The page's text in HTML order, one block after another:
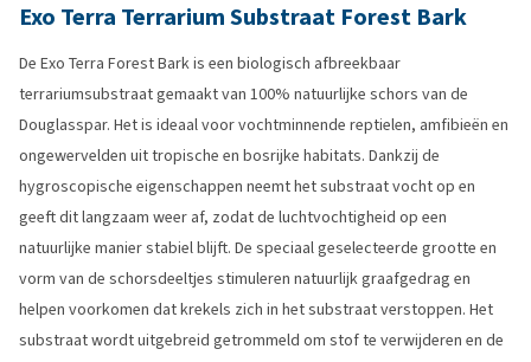
Exo Terra Terrarium Substraat Forest Bark
De Exo Terra Forest Bark is een biologisch afbreekbaar
terrariumsubstraat gemaakt van 100% natuurlijke schors van de
Douglasspar. Het is ideaal voor vochtminnende reptielen, amfibieën en
ongewervelden uit tropische en bosrijke habitats. Dankzij de
hygroscopische eigenschappen neemt het substraat vocht op en
geeft dit langzaam weer af, zodat de luchtvochtigheid op een
natuurlijke manier stabiel blijft. De speciaal geselecteerde grootte en
vorm van de schorsdeeltjes stimuleren natuurlijk graafgedrag en
helpen voorkomen dat krekels zich in het substraat verstoppen. Het
substraat wordt uitgebreid getrommeld om stof te verwijderen en de